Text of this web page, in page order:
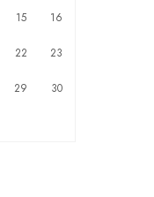
15 16
22 23
29 30